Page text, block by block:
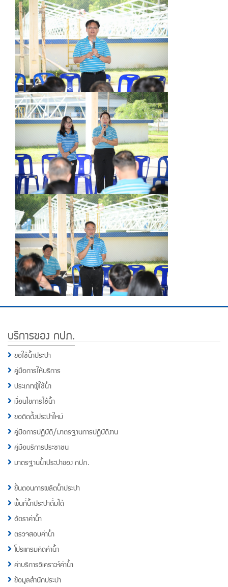
Footer
Menu
บริการของ กปภ.
ขอใช้น้ำประปา
คู่มือการให้บริการ
ประเภทผู้ใช้น้ำ
เงื่อนไขการใช้น้ำ
ขอติดตั้งประปาใหม่
คู่มือการปฏิบัติ/มาตรฐานการปฏิบัติงาน
คู่มือบริการประชาชน
มาตรฐานน้ำประปาของ กปภ.
ขั้นตอนการผลิตน้ำประปา
พื้นที่น้ำประปาดื่มได้
อัตราค่าน้ำ
ตรวจสอบค่าน้ำ
โปรแกรมคิดค่าน้ำ
ค่าบริการวิเคราะห์ค่าน้ำ
ข้อมูลสำนักประปา